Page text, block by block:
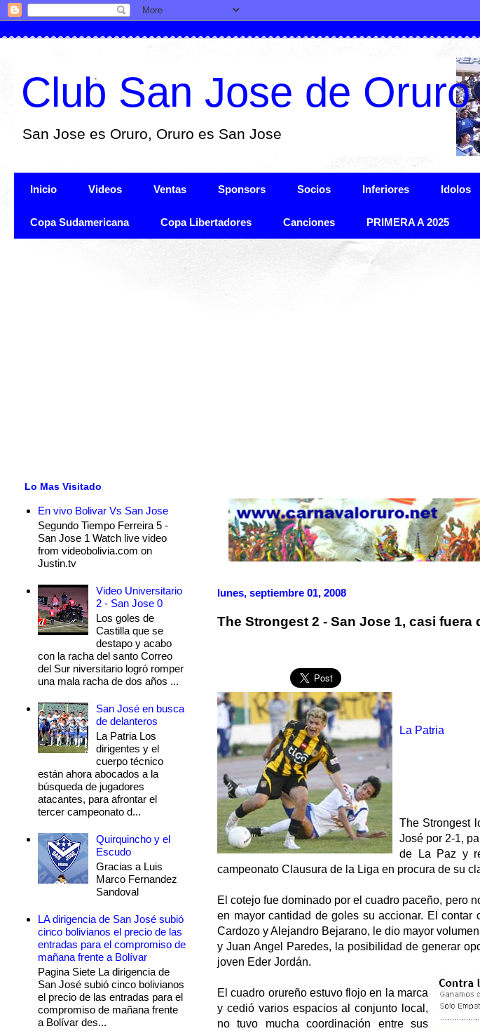
Club San Jose de Oruro
San Jose es Oruro, Oruro es San Jose
Inicio Videos Ventas Sponsors Socios Inferiores Idolos
Copa Sudamericana Copa Libertadores Canciones PRIMERA A 2025
lunes, septiembre 01, 2008
The Strongest 2 - San Jose 1, casi fuera
La Patria
The Strongest
José por 2-1,
de La Paz y
campeonato Clausura de la Liga en procura de su
El cotejo fue dominado por el cuadro paceño, pero
en mayor cantidad de goles su accionar. El
Cardozo y Alejandro Bejarano, le dio mayor
y Juan Angel Paredes, la posibilidad de generar
joven Eder Jordán.
El cuadro orureño estuvo flojo en la marca
y cedió varios espacios al conjunto local,
no tuvo mucha coordinación entre sus
Lo Mas Visitado
En vivo Bolivar Vs San Jose
Segundo Tiempo Ferreira 5 -
San Jose 1 Watch live video
from videobolivia.com on
Justin.tv
Video Universitario
2 - San Jose 0
Los goles de
Castilla que se
destapo y acabo
con la racha del santo Correo
del Sur niversitario logró romper
una mala racha de dos años ...
San José en busca
de delanteros
La Patria Los
dirigentes y el
cuerpo técnico
están ahora abocados a la
búsqueda de jugadores
atacantes, para afrontar el
tercer campeonato d...
Quirquincho y el
Escudo
Gracias a Luis
Marco Fernandez
Sandoval
LA dirigencia de San José subió
cinco bolivianos el precio de las
entradas para el compromiso de
mañana frente a Bolívar
Pagina Siete La dirigencia de
San José subió cinco bolivianos
el precio de las entradas para el
compromiso de mañana frente
a Bolívar des...